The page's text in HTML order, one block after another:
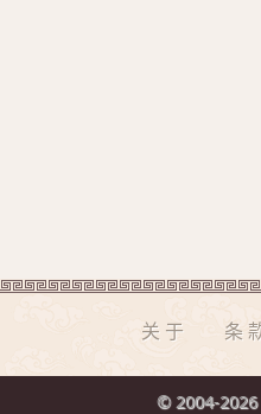
关于 条
© 2004-2026